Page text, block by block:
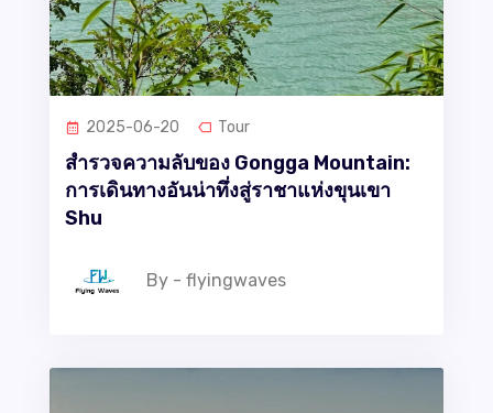
2025-06-20 Tour
สำรวจความลับของ Gongga Mountain:
การเดินทางอันน่าทึ่งสู่ราชาแห่งขุนเขา
Shu
By - flyingwaves